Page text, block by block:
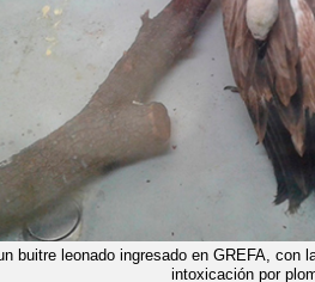
buitre leonado ingresado en GREFA,
intoxicación por